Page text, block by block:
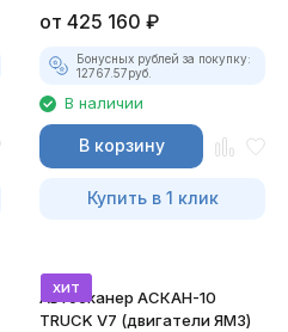
от 425 160 ₽
Бонусных рублей за покупку:
12767.57руб.
В наличии
В корзину
Купить в 1 клик
хит
Автосканер АСКАН-10
TRUCK V7 (двигатели ЯМЗ)